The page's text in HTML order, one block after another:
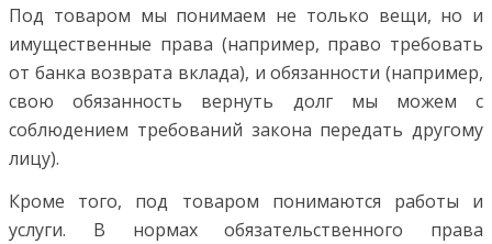
Под товаром мы понимаем не только вещи, но и
имущественные права (например, право требовать
от банка возврата вклада), и обязанности (например,
свою обязанность вернуть долг мы можем с
соблюдением требо­ваний закона передать другому
лицу).
Кроме того, под то­варом понимаются работы и
услуги. В нормах обязательст­венного права